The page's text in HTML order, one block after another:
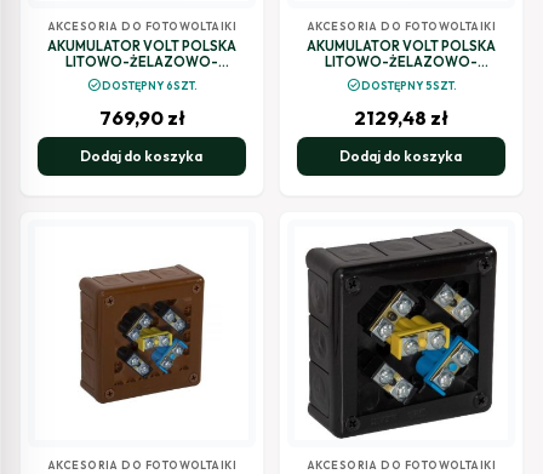
AKCESORIA DO FOTOWOLTAIKI
AKUMULATOR VOLT POLSKA
LITOWO-ŻELAZOWO-
FOSFORANOWY LiFePO4 12V
60Ah 60A
check_circleDOSTĘPNY 6SZT.
769,90 zł
Dodaj do koszyka
AKCESORIA DO FOTOWOLTAIKI
AKUMULATOR VOLT POLSKA
LITOWO-ŻELAZOWO-
FOSFORANOWY LiFePO4 24V
120Ah 120A
check_circleDOSTĘPNY 5SZT.
2129,48 zł
Dodaj do koszyka
AKCESORIA DO FOTOWOLTAIKI AKCESORIA DO FOTOWOLTAIKI